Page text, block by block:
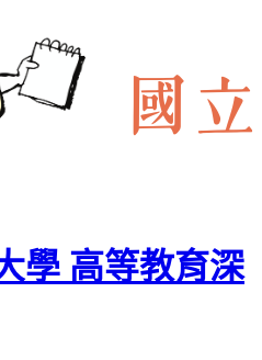
學 高等教育深